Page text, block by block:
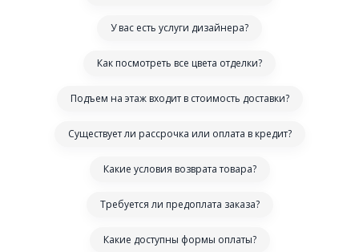
У вас есть услуги дизайнера?
Как посмотреть все цвета отделки?
Подъем на этаж входит в стоимость доставки?
Существует ли рассрочка или оплата в кредит?
Какие условия возврата товара?
Требуется ли предоплата заказа?
Какие доступны формы оплаты?